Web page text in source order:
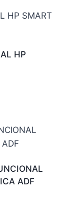
HP
ADF